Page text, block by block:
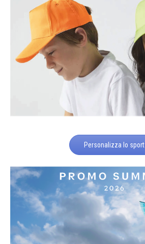
Personalizza lo sport